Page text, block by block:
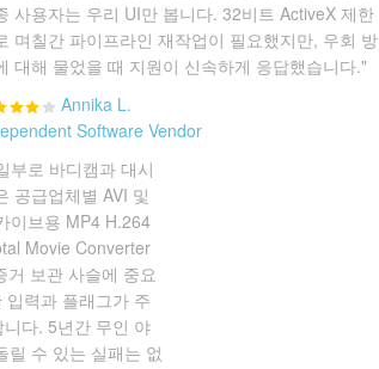
사용자는 우리 UI만 봅니다. 32비트 ActiveX 제한
며칠간 파이프라인 재작업이 필요했지만, 우회 방
대해 물었을 때 지원이 신속하게 응답했습니다."
Annika L.
Software Vendor
부로 바디캠과 대시
공급업체별 AVI 및
이브용 MP4 H.264
Movie Converter
보관 사슬에 중요
력과 플래그가 주
다. 5년간 무인 야
릴 수 있는 실패는 없